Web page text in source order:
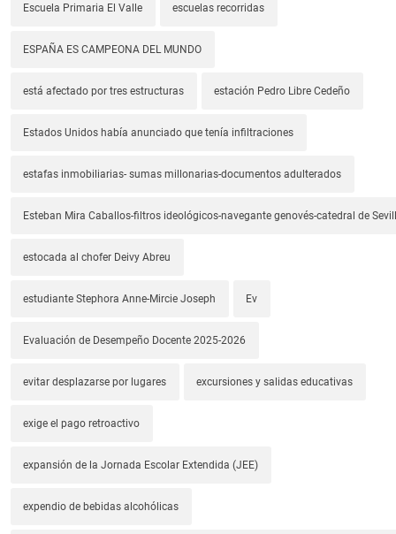
Escuela Primaria El Valle escuelas recorridas
ESPAÑA ES CAMPEONA DEL MUNDO
está afectado por tres estructuras estación Pedro Libre Cedeño
Estados Unidos había anunciado que tenía infiltraciones
estafas inmobiliarias- sumas millonarias-documentos adulterados
Esteban Mira Caballos-filtros ideológicos-navegante genovés-catedral de
estocada al chofer Deivy Abreu
estudiante Stephora Anne-Mircie Joseph Ev
Evaluación de Desempeño Docente 2025-2026
evitar desplazarse por lugares excursiones y salidas educativas
exige el pago retroactivo
expansión de la Jornada Escolar Extendida (JEE)
expendio de bebidas alcohólicas